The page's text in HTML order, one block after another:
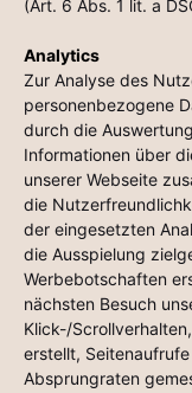
(Art. 6 Abs. 1 lit. a
Analytics
Zur Analyse des
personenbezogene
durch die
Informationen über
unserer Webseite
die
der eingesetzten
die Ausspielung
Werbebotschaften
nächsten Besuch
Klick-/
erstellt,
Absprungraten